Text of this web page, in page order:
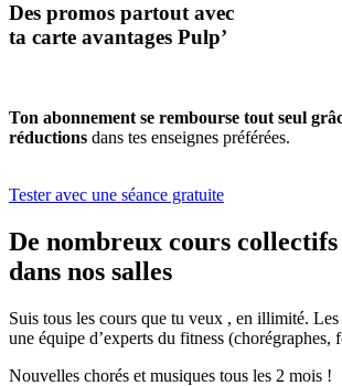
Des promos partout avec
ta carte avantages Pulp’
Ton abonnement se rembourse tout seul
réductions dans tes enseignes préférées.
Tester avec une séance gratuite
De nombreux cours collectifs
dans nos salles
Suis tous les cours que tu veux , en illimité. Les
une équipe d’experts du fitness (chorégraphes,
Nouvelles chorés et musiques tous les 2 mois !